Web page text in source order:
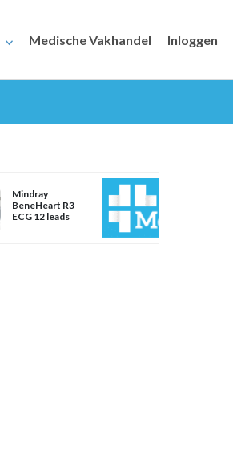
Medische Vakhandel Inloggen
Mindray
BeneHeart R3
ECG 12 leads